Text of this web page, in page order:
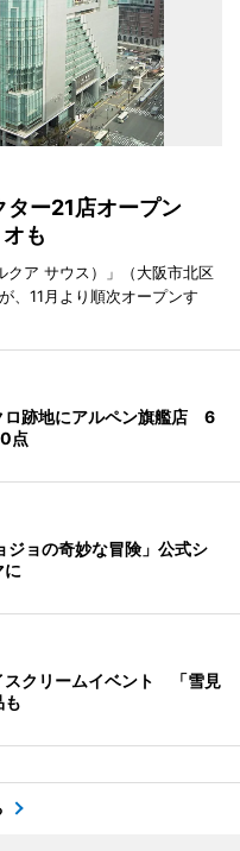
ター21店オープン
も
クア サウス）」（大阪市北区
、11月より順次オープンす
ロ跡地にアルペン旗艦店 6
点
ジョの奇妙な冒険」公式シ
スクリームイベント 「雪見
も